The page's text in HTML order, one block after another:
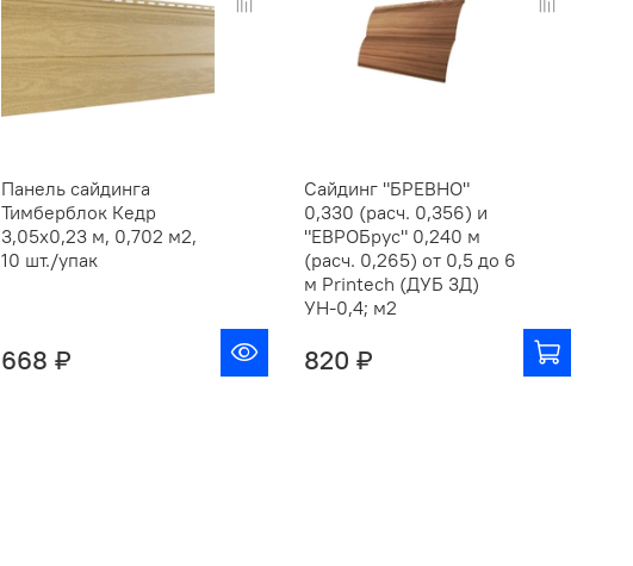
Панель сайдинга
Тимберблок Кедр
3,05х0,23 м, 0,702 м2,
10 шт./упак
668 ₽
Сайдинг "БРЕВНО"
0,330 (расч. 0,356) и
"ЕВРОБрус" 0,240 м
(расч. 0,265) от 0,5 до 6
м Printech (ДУБ 3Д)
УН-0,4; м2
820 ₽